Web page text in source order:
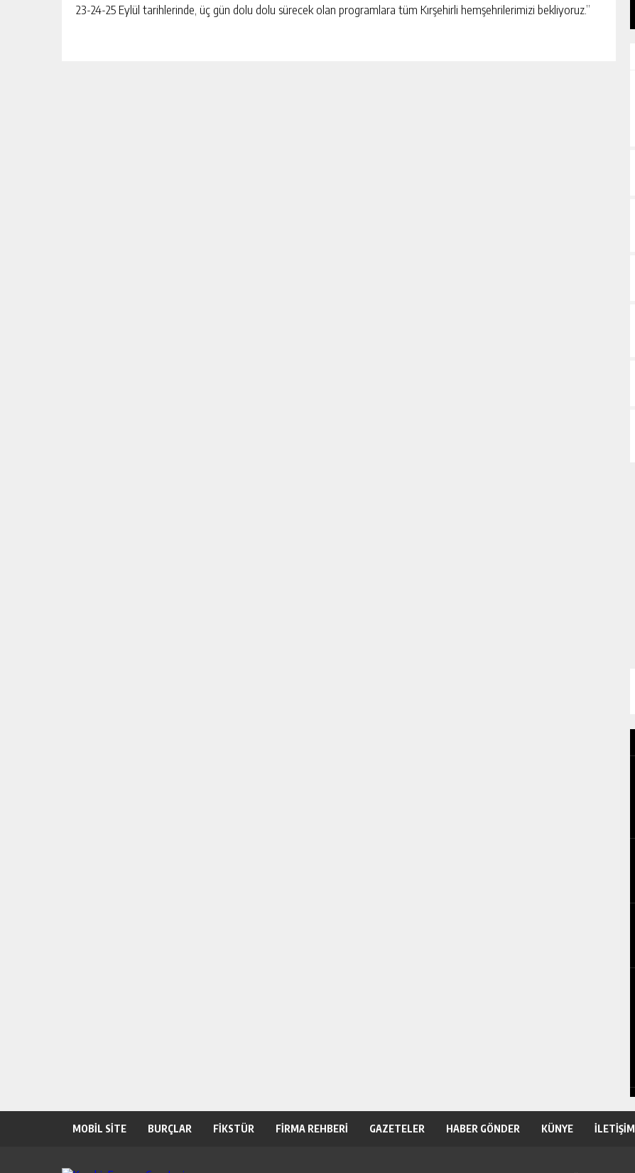
23-24-25 Eylül tarihlerinde, üç gün dolu dolu sürecek olan programlara tüm Kırşehirli hemşehrilerimizi bekliyoruz.”
MOBİL SİTE BURÇLAR FİKSTÜR FİRMA REHBERİ GAZETELER HABER GÖNDER KÜNYE İLETİŞİM